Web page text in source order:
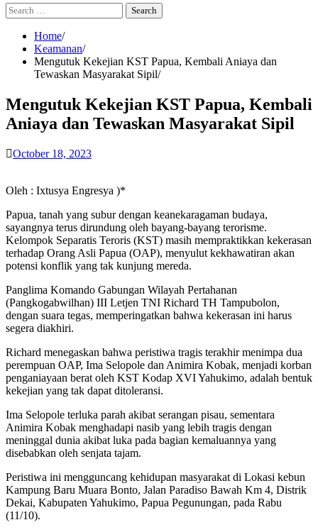
Search
for:
Home
Keamanan
Mengutuk Kekejian KST Papua, Kembali Aniaya dan
Tewaskan Masyarakat Sipil
Mengutuk Kekejian KST Papua, Kembali
Aniaya dan Tewaskan Masyarakat Sipil
October 18, 2023
Oleh : Ixtusya Engresya )*
Papua, tanah yang subur dengan keanekaragaman budaya,
sayangnya terus dirundung oleh bayang-bayang terorisme.
Kelompok Separatis Teroris (KST) masih mempraktikkan kekerasan
terhadap Orang Asli Papua (OAP), menyulut kekhawatiran akan
potensi konflik yang tak kunjung mereda.
Panglima Komando Gabungan Wilayah Pertahanan
(Pangkogabwilhan) III Letjen TNI Richard TH Tampubolon,
dengan suara tegas, memperingatkan bahwa kekerasan ini harus
segera diakhiri.
Richard menegaskan bahwa peristiwa tragis terakhir menimpa dua
perempuan OAP, Ima Selopole dan Animira Kobak, menjadi korban
penganiayaan berat oleh KST Kodap XVI Yahukimo, adalah bentuk
kekejian yang tak dapat ditoleransi.
Ima Selopole terluka parah akibat serangan pisau, sementara
Animira Kobak menghadapi nasib yang lebih tragis dengan
meninggal dunia akibat luka pada bagian kemaluannya yang
disebabkan oleh senjata tajam.
Peristiwa ini mengguncang kehidupan masyarakat di Lokasi kebun
Kampung Baru Muara Bonto, Jalan Paradiso Bawah Km 4, Distrik
Dekai, Kabupaten Yahukimo, Papua Pegunungan, pada Rabu
(11/10).